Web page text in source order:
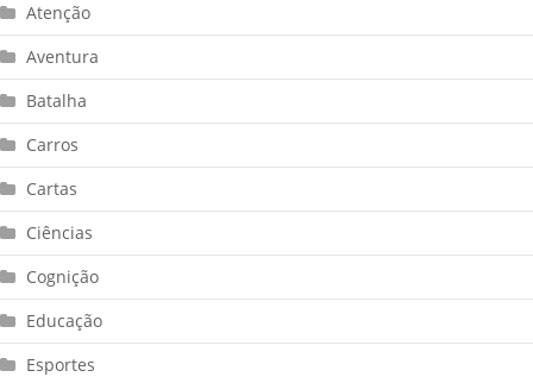
Atenção
Aventura
Batalha
Carros
Cartas
Ciências
Cognição
Educação
Esportes